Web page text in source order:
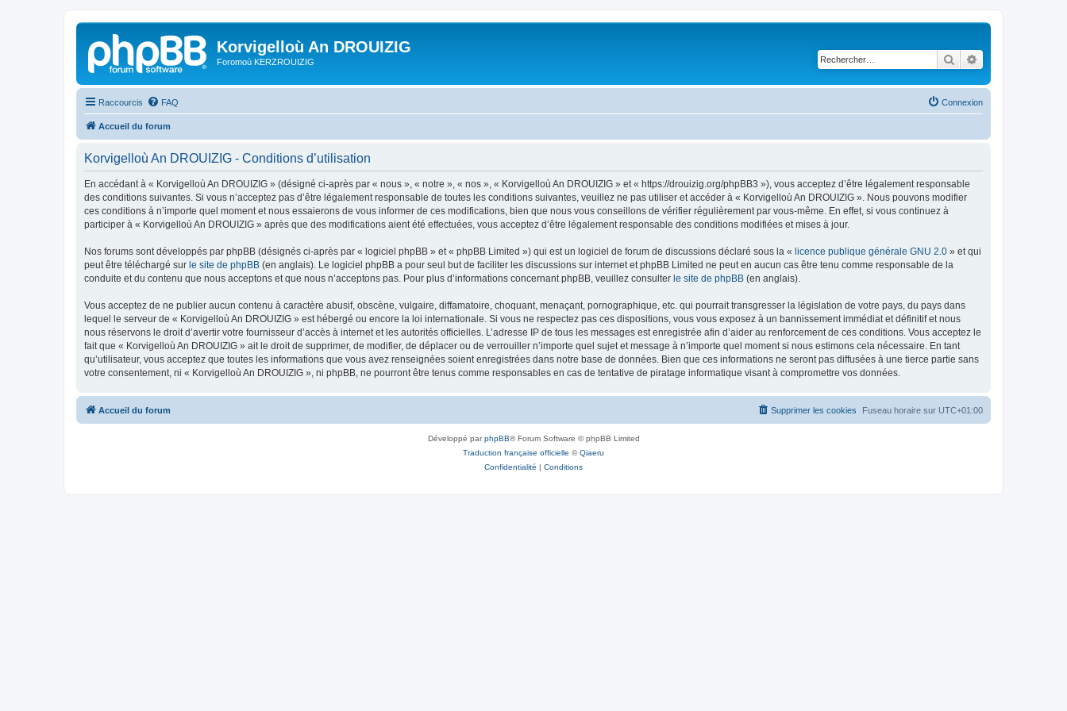
Korvigelloù An DROUIZIG
Foromoù KERZROUIZIG Rechercher
Raccourcis FAQ Connexion
Accueil du forum
Korvigelloù An DROUIZIG - Conditions d’utilisation
En accédant à « Korvigelloù An DROUIZIG » (désigné ci-après par « nous », « notre », « nos », « Korvigelloù An DROUIZIG » et « https://drouizig.org/phpBB3 »), vous acceptez d’être légalement responsable
des conditions suivantes. Si vous n’acceptez pas d’être légalement responsable de toutes les conditions suivantes, veuillez ne pas utiliser et accéder à « Korvigelloù An DROUIZIG ». Nous pouvons modifier
ces conditions à n’importe quel moment et nous essaierons de vous informer de ces modifications, bien que nous vous conseillons de vérifier régulièrement par vous-même. En effet, si vous continuez à
participer à « Korvigelloù An DROUIZIG » après que des modifications aient été effectuées, vous acceptez d’être légalement responsable des conditions modifiées et mises à jour.
Nos forums sont développés par phpBB (désignés ci-après par « logiciel phpBB » et « phpBB Limited ») qui est un logiciel de forum de discussions déclaré sous la « licence publique générale GNU 2.0 » et qui
peut être téléchargé sur le site de phpBB (en anglais). Le logiciel phpBB a pour seul but de faciliter les discussions sur internet et phpBB Limited ne peut en aucun cas être tenu comme responsable de la
conduite et du contenu que nous acceptons et que nous n’acceptons pas. Pour plus d’informations concernant phpBB, veuillez consulter le site de phpBB (en anglais).
Vous acceptez de ne publier aucun contenu à caractère abusif, obscène, vulgaire, diffamatoire, choquant, menaçant, pornographique, etc. qui pourrait transgresser la législation de votre pays, du pays dans
lequel le serveur de « Korvigelloù An DROUIZIG » est hébergé ou encore la loi internationale. Si vous ne respectez pas ces dispositions, vous vous exposez à un bannissement immédiat et définitif et nous
nous réservons le droit d’avertir votre fournisseur d’accès à internet et les autorités officielles. L’adresse IP de tous les messages est enregistrée afin d’aider au renforcement de ces conditions. Vous acceptez le
fait que « Korvigelloù An DROUIZIG » ait le droit de supprimer, de modifier, de déplacer ou de verrouiller n’importe quel sujet et message à n’importe quel moment si nous estimons cela nécessaire. En tant
qu’utilisateur, vous acceptez que toutes les informations que vous avez renseignées soient enregistrées dans notre base de données. Bien que ces informations ne seront pas diffusées à une tierce partie sans
votre consentement, ni « Korvigelloù An DROUIZIG », ni phpBB, ne pourront être tenus comme responsables en cas de tentative de piratage informatique visant à compromettre vos données.
Accueil du forum Fuseau horaire sur UTC+01:00
Supprimer les cookies
Développé parphpBB® Forum Software © phpBB Limited
Traduction française officielle ©Qiaeru
Confidentialité | Conditions